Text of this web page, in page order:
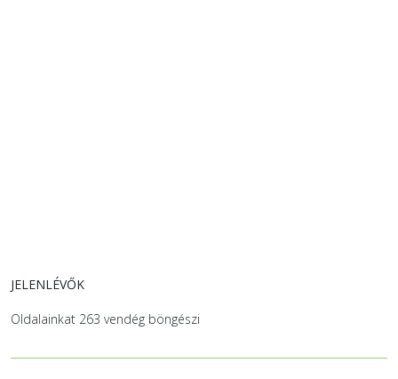
JELENLÉVŐK
Oldalainkat 263 vendég böngészi